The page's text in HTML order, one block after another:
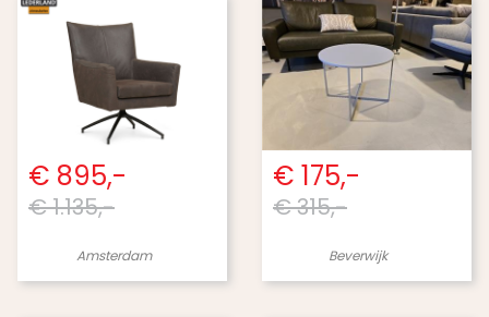
€ 895,-
€ 1.135,-
Amsterdam
€ 175,-
€ 315,-
Beverwijk